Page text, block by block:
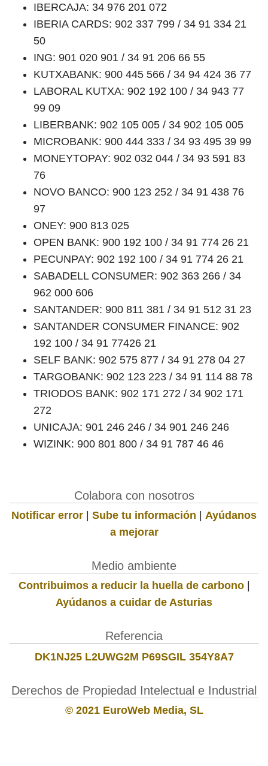
IBERCAJA: 34 976 201 072
IBERIA CARDS: 902 337 799 / 34 91 334 21
50
ING: 901 020 901 / 34 91 206 66 55
KUTXABANK: 900 445 566 / 34 94 424 36 77
LABORAL KUTXA: 902 192 100 / 34 943 77
99 09
LIBERBANK: 902 105 005 / 34 902 105 005
MICROBANK: 900 444 333 / 34 93 495 39 99
MONEYTOPAY: 902 032 044 / 34 93 591 83
76
NOVO BANCO: 900 123 252 / 34 91 438 76
97
ONEY: 900 813 025
OPEN BANK: 900 192 100 / 34 91 774 26 21
PECUNPAY: 902 192 100 / 34 91 774 26 21
SABADELL CONSUMER: 902 363 266 / 34
962 000 606
SANTANDER: 900 811 381 / 34 91 512 31 23
SANTANDER CONSUMER FINANCE: 902
192 100 / 34 91 77426 21
SELF BANK: 902 575 877 / 34 91 278 04 27
TARGOBANK: 902 123 223 / 34 91 114 88 78
TRIODOS BANK: 902 171 272 / 34 902 171
272
UNICAJA: 901 246 246 / 34 901 246 246
WIZINK: 900 801 800 / 34 91 787 46 46
Colabora con nosotros
Notificar error | Sube tu información | Ayúdanos
a mejorar
Medio ambiente
Contribuimos a reducir la huella de carbono|
Ayúdanos a cuidar de Asturias
Referencia
DK1NJ25 L2UWG2M P69SGIL 354Y8A7
Derechos de Propiedad Intelectual e Industrial
© 2021 EuroWeb Media, SL